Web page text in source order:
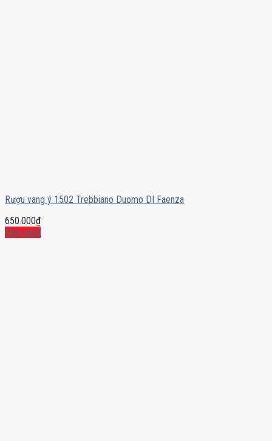
Rượu vang ý 1502 Trebbiano Duomo DI Faenza
650.000₫
Mua ngay